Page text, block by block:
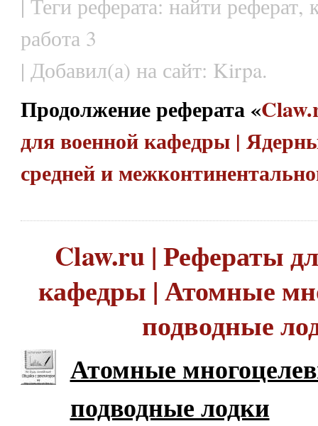
работа 3
| Добавил(а) на сайт: Kirpa.
Продолжение реферата «
для военной кафедры |
средней и
Claw.ru | Рефераты
кафедры | Атомные
подводные
Атомные
подводные лодки